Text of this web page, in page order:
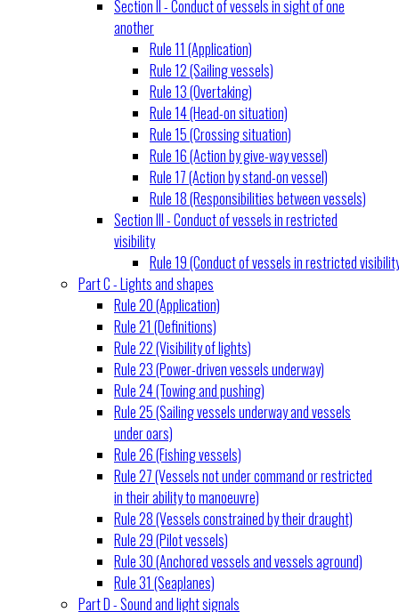
Section II - Conduct of vessels in sight of one
another
Rule 11 (Application)
Rule 12 (Sailing vessels)
Rule 13 (Overtaking)
Rule 14 (Head-on situation)
Rule 15 (Crossing situation)
Rule 16 (Action by give-way vessel)
Rule 17 (Action by stand-on vessel)
Rule 18 (Responsibilities between vessels)
Section III - Conduct of vessels in restricted
visibility
Rule 19 (Conduct of vessels in restricted
Part C - Lights and shapes
Rule 20 (Application)
Rule 21 (Definitions)
Rule 22 (Visibility of lights)
Rule 23 (Power-driven vessels underway)
Rule 24 (Towing and pushing)
Rule 25 (Sailing vessels underway and vessels
under oars)
Rule 26 (Fishing vessels)
Rule 27 (Vessels not under command or restricted
in their ability to manoeuvre)
Rule 28 (Vessels constrained by their draught)
Rule 29 (Pilot vessels)
Rule 30 (Anchored vessels and vessels aground)
Rule 31 (Seaplanes)
Part D - Sound and light signals